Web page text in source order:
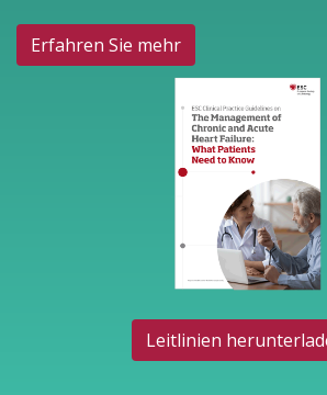
Erfahren Sie mehr
Leitlinien